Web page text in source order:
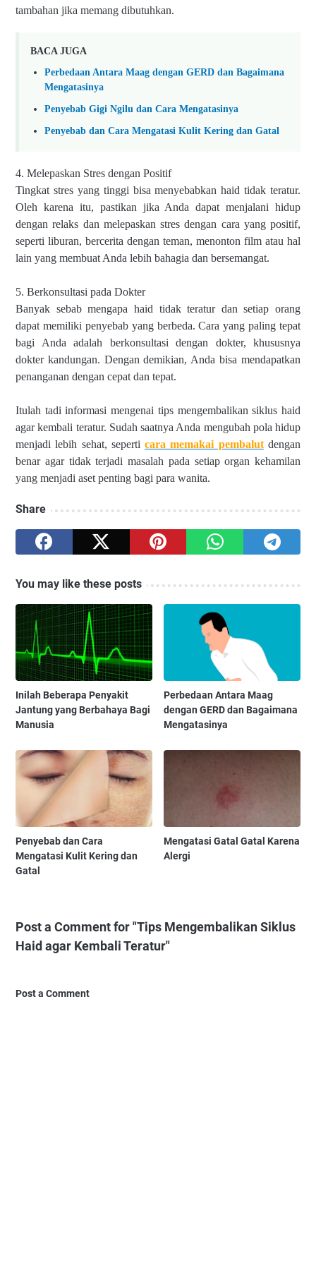
tambahan jika memang dibutuhkan.
BACA JUGA
Perbedaan Antara Maag dengan GERD dan Bagaimana
Mengatasinya
Penyebab Gigi Ngilu dan Cara Mengatasinya
Penyebab dan Cara Mengatasi Kulit Kering dan Gatal
4. Melepaskan Stres dengan Positif
Tingkat stres yang tinggi bisa menyebabkan haid tidak teratur.
Oleh karena itu, pastikan jika Anda dapat menjalani hidup
dengan relaks dan melepaskan stres dengan cara yang positif,
seperti liburan, bercerita dengan teman, menonton film atau hal
lain yang membuat Anda lebih bahagia dan bersemangat.
5. Berkonsultasi pada Dokter
Banyak sebab mengapa haid tidak teratur dan setiap orang
dapat memiliki penyebab yang berbeda. Cara yang paling tepat
bagi Anda adalah berkonsultasi dengan dokter, khususnya
dokter kandungan. Dengan demikian, Anda bisa mendapatkan
penanganan dengan cepat dan tepat.
Itulah tadi informasi mengenai tips mengembalikan siklus haid
agar kembali teratur. Sudah saatnya Anda mengubah pola hidup
menjadi lebih sehat, seperti cara memakai pembalut dengan
benar agar tidak terjadi masalah pada setiap organ kehamilan
yang menjadi aset penting bagi para wanita.
Share
You may like these posts
Inilah Beberapa Penyakit
Jantung yang Berbahaya Bagi
Manusia
Perbedaan Antara Maag
dengan GERD dan Bagaimana
Mengatasinya
Penyebab dan Cara
Mengatasi Kulit Kering dan
Gatal
Mengatasi Gatal Gatal Karena
Alergi
Post a Comment for "Tips Mengembalikan Siklus
Haid agar Kembali Teratur"
Post a Comment